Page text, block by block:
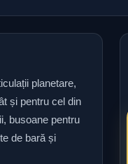
planetare,
și pentru cel din
busoane pentru
de bară și